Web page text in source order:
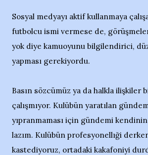
Sosyal medyayı aktif kullanmaya
futbolcu ismi vermese de,
yok diye kamuoyunu bilgilendirici,
yapması gerekiyordu.
Basın sözcümüz ya da halkla ilişkiler
çalışmıyor. Kulübün yaratılan
yıpranmaması için gündemi
lazım. Kulübün profesyonellıği
kastediyoruz, ortadaki kakafoniyi